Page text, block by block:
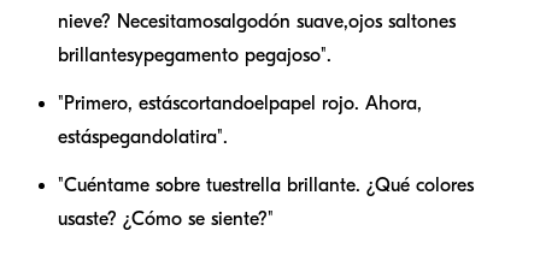
nieve? Necesitamosalgodón suave,ojos saltones
brillantesypegamento pegajoso".
"Primero, estáscortandoel papel rojo. Ahora,
estáspegando latira".
"Cuéntame sobre tuestrella brillante. ¿Qué colores
usaste? ¿Cómo se siente?"